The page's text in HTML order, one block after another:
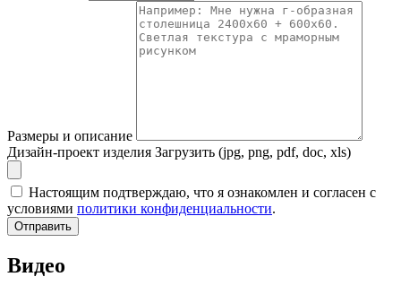
Размеры и описание
Дизайн-проект изделия Загрузить (jpg, png, pdf, doc, xls)
Настоящим подтверждаю, что я ознакомлен и согласен с
условиями политики конфиденциальности.
Отправить
Видео